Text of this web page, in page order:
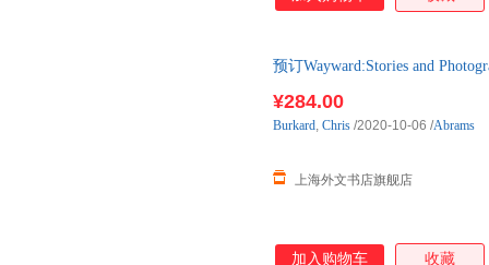
预订Wayward:Stories and
¥284.00
上海外文书店旗舰店
Burkard, Chris /2020-10-06 /Abrams
加入购物车 收藏